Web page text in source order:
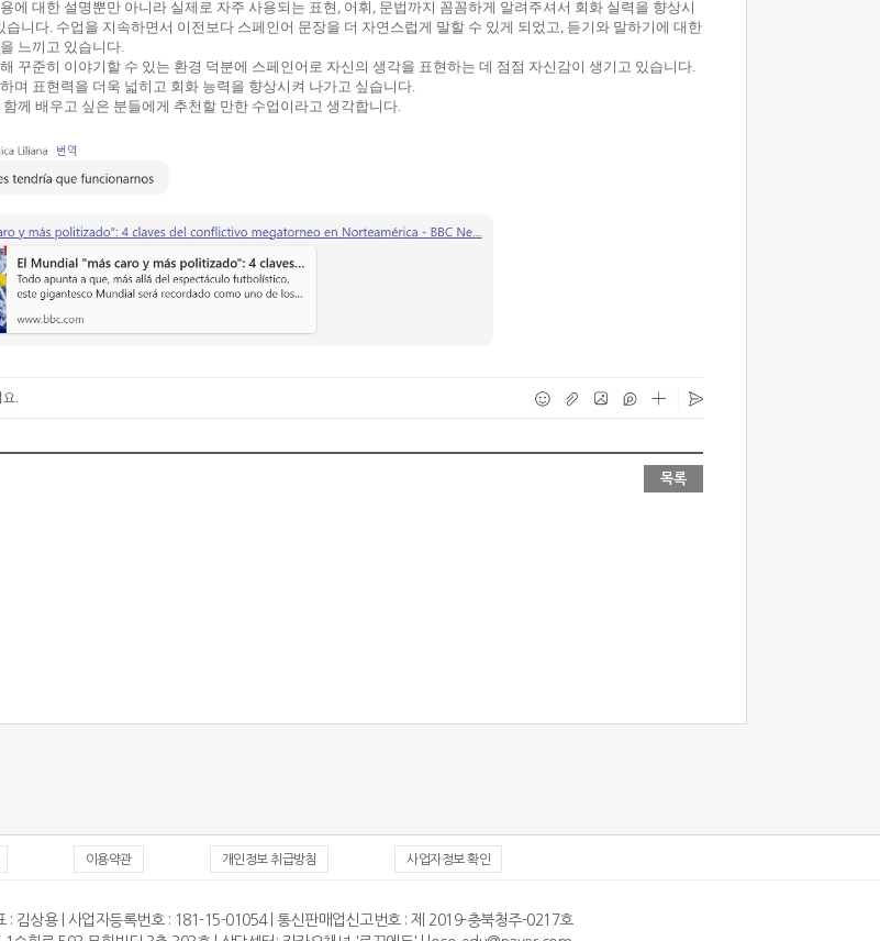
이용약관 개인정보 취급방침 사업자정보 확인
: 김상용 | 사업자등록번호 : 181-15-01054 | 통신판매업신고번호 : 제 2019-충북청주-0217호